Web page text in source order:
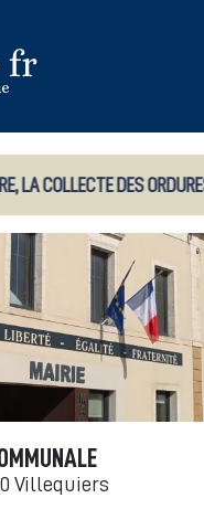
COLLECTE DES
Villequiers